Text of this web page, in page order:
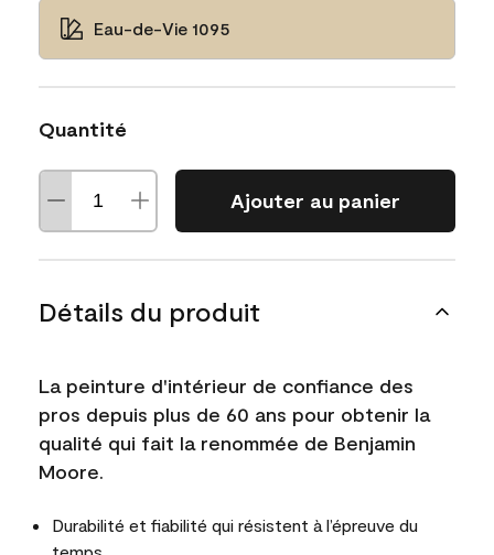
Eau-de-Vie 1095
Quantité
Ajouter au panier
Détails du produit
La peinture d'intérieur de confiance des
pros depuis plus de 60 ans pour obtenir la
qualité qui fait la renommée de Benjamin
Moore.
Durabilité et fiabilité qui résistent à l’épreuve du
temps